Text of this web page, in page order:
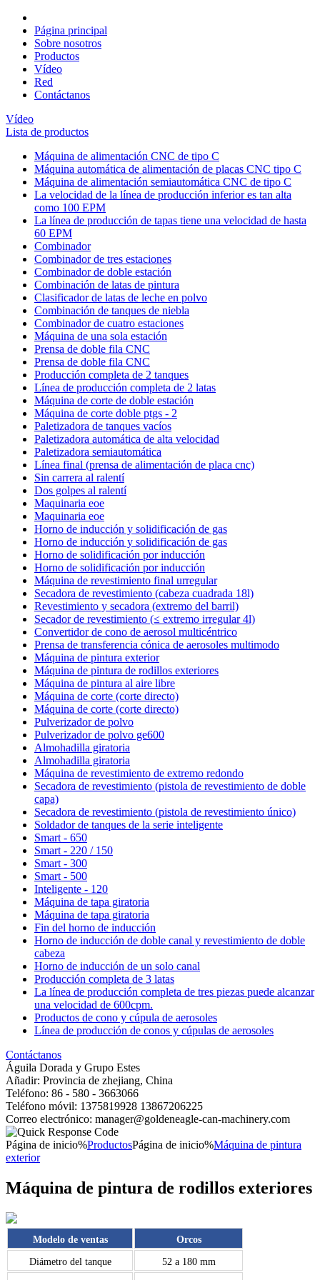
Página principal
Sobre nosotros
Productos
Vídeo
Red
Contáctanos
Vídeo
Lista de productos
Máquina de alimentación CNC de tipo C
Máquina automática de alimentación de placas CNC tipo C
Máquina de alimentación semiautomática CNC de tipo C
La velocidad de la línea de producción inferior es tan alta
como 100 EPM
La línea de producción de tapas tiene una velocidad de hasta
60 EPM
Combinador
Combinador de tres estaciones
Combinador de doble estación
Combinación de latas de pintura
Clasificador de latas de leche en polvo
Combinación de tanques de niebla
Combinador de cuatro estaciones
Máquina de una sola estación
Prensa de doble fila CNC
Prensa de doble fila CNC
Producción completa de 2 tanques
Línea de producción completa de 2 latas
Máquina de corte de doble estación
Máquina de corte doble ptgs - 2
Paletizadora de tanques vacíos
Paletizadora automática de alta velocidad
Paletizadora semiautomática
Línea final (prensa de alimentación de placa cnc)
Sin carrera al ralentí
Dos golpes al ralentí
Maquinaria eoe
Maquinaria eoe
Horno de inducción y solidificación de gas
Horno de inducción y solidificación de gas
Horno de solidificación por inducción
Horno de solidificación por inducción
Máquina de revestimiento final urregular
Secadora de revestimiento (cabeza cuadrada 18l)
Revestimiento y secadora (extremo del barril)
Secador de revestimiento (≤ extremo irregular 4l)
Convertidor de cono de aerosol multicéntrico
Prensa de transferencia cónica de aerosoles multimodo
Máquina de pintura exterior
Máquina de pintura de rodillos exteriores
Máquina de pintura al aire libre
Máquina de corte (corte directo)
Máquina de corte (corte directo)
Pulverizador de polvo
Pulverizador de polvo ge600
Almohadilla giratoria
Almohadilla giratoria
Máquina de revestimiento de extremo redondo
Secadora de revestimiento (pistola de revestimiento de doble
capa)
Secadora de revestimiento (pistola de revestimiento único)
Soldador de tanques de la serie inteligente
Smart - 650
Smart - 220 / 150
Smart - 300
Smart - 500
Inteligente - 120
Máquina de tapa giratoria
Máquina de tapa giratoria
Fin del horno de inducción
Horno de inducción de doble canal y revestimiento de doble
cabeza
Horno de inducción de un solo canal
Producción completa de 3 latas
La línea de producción completa de tres piezas puede alcanzar
una velocidad de 600cpm.
Productos de cono y cúpula de aerosoles
Línea de producción de conos y cúpulas de aerosoles
Contáctanos
Águila Dorada y Grupo Estes
Añadir: Provincia de zhejiang, China
Teléfono: 86 - 580 - 3663066
Teléfono móvil: 1375819928 13867206225
Correo electrónico: manager@goldeneagle-can-machinery.com
Página de inicio%ProductosPágina de inicio%Máquina de pintura
exterior
Máquina de pintura de rodillos exteriores
Modelo de ventas Orcos
Diámetro del tanque 52 a 180 mm